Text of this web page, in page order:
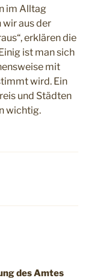
im Alltag
wir aus der
erklären die
ist man sich
mit
wird. Ein
und Städten
wichtig.
des Amtes